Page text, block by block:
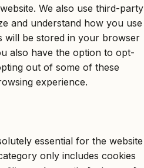
We also use third-party
and understand how you use
will be stored in your browser
also have the option to opt-
out of some of these
experience.
essential for the website
only includes cookies